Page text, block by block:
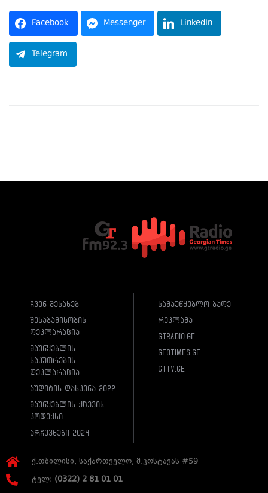
Facebook Messenger LinkedIn
Telegram
ჩვენ შესახებ
შესაბამისობის
დეკლარაცია
მაუწყებლის
საკუთრების
დეკლარაცია
აუდიტის დასკვნა 2022
მაუწყებლის ქცევის
კოდექსი
არჩევნები 2024
სამაუწყებლო ბადე
რეკლამა
gtradio.ge
geotimes.ge
gttv.ge
ქ.თბილისი, საქართველო, მ.კოსტავას #59
ტელ: (0322) 2 81 01 01